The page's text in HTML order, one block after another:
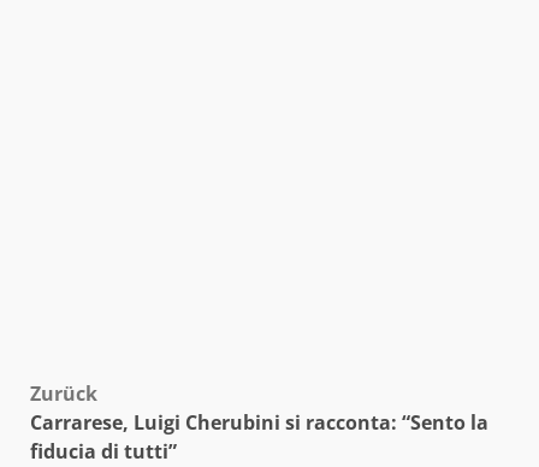
Beitragsnavigation
Zurück
Carrarese, Luigi Cherubini si racconta: “Sento la
fiducia di tutti”